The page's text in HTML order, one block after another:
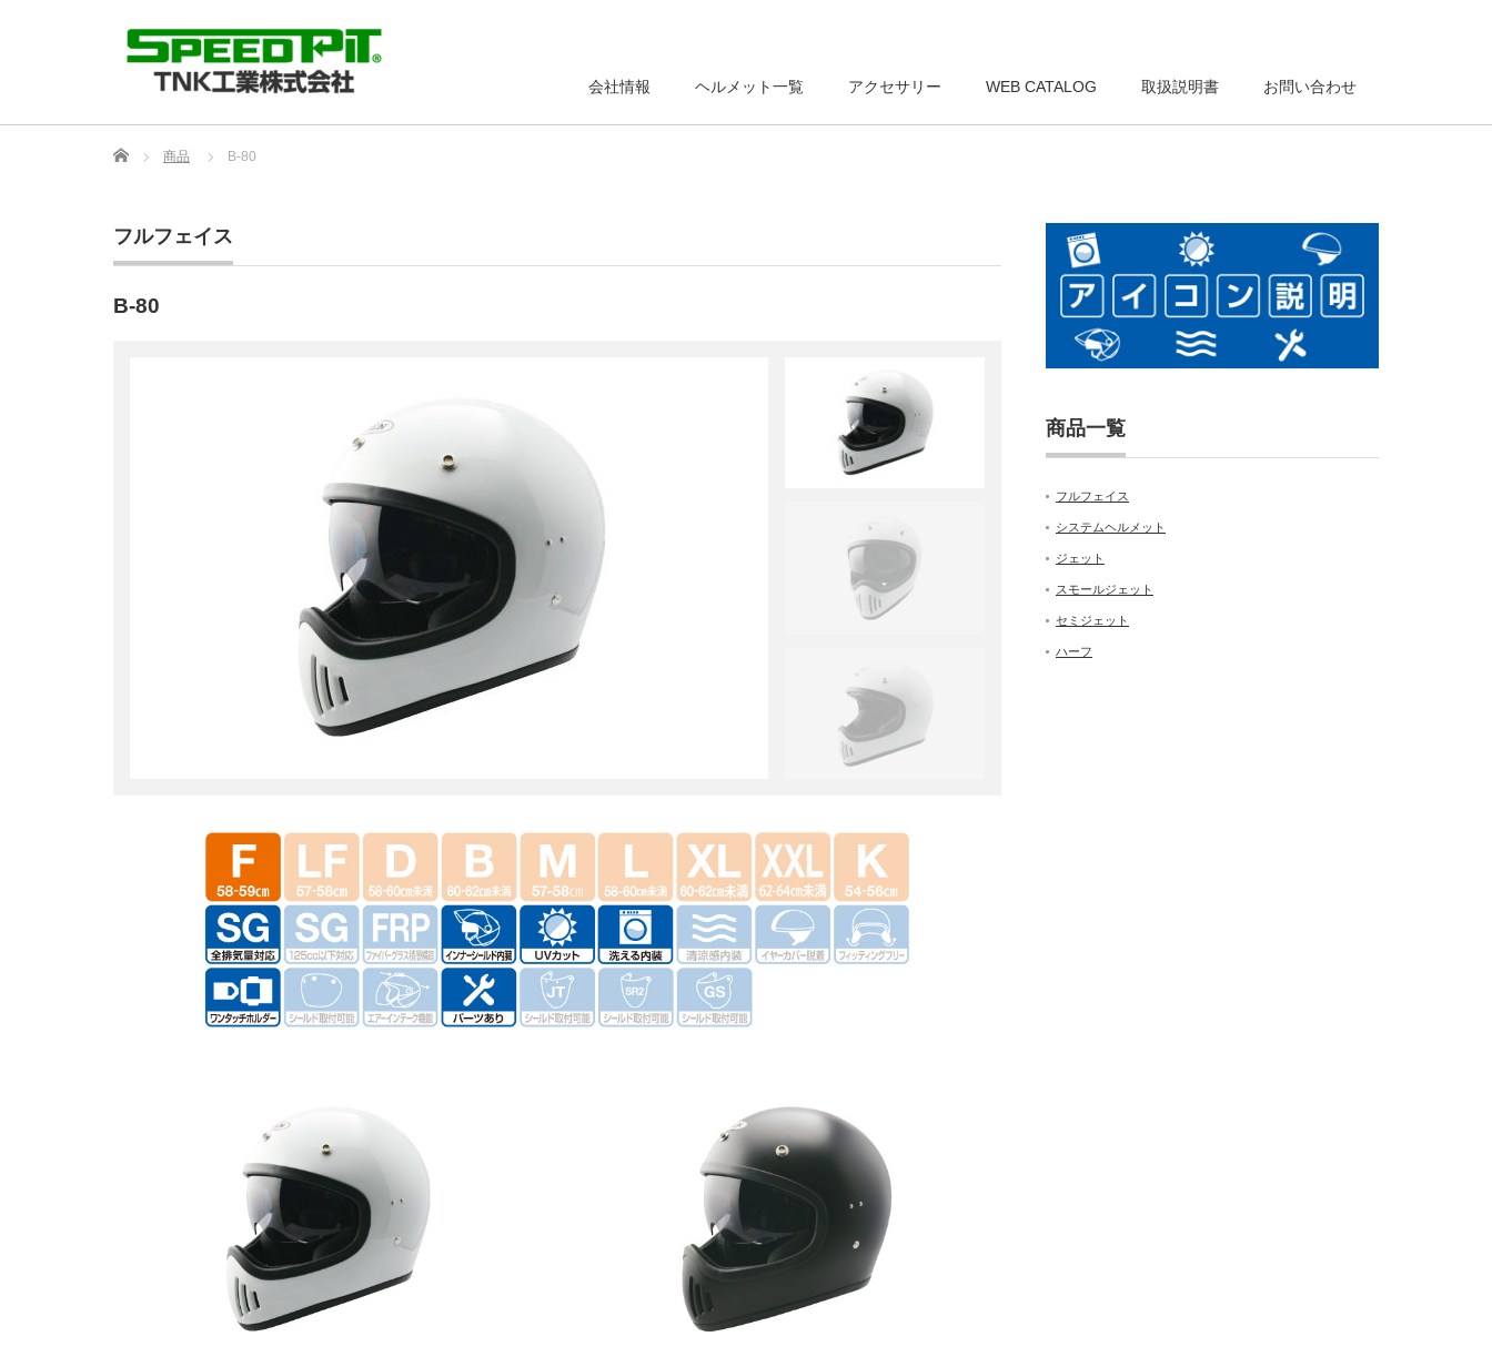
会社情報 ヘルメット一覧 アクセサリー WEB CATALOG 取扱説明書 お問い合わせ
Home 商品 B-80
フルフェイス
B-80
商品一覧
フルフェイス
システムヘルメット
ジェット
スモールジェット
セミジェット
ハーフ